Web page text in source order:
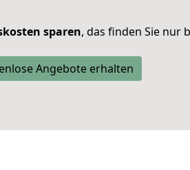
sparen, das finden Sie nur
Angebote erhalten